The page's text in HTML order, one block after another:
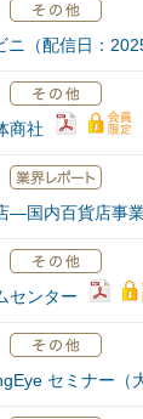
ニ（配信日：
商社
―国内百貨店事
センター
セミナー（